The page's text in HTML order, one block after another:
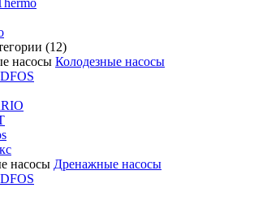
(12)
Колодезные насосы
Дренажные насосы